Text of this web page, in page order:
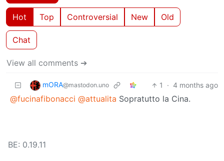
Hot Top Controversial New Old
Chat
View all comments ➔
mORA@mastodon.uno 1 · 4 months ago
@fucinafibonacci @attualita Sopratutto la Cina.
BE: 0.19.11